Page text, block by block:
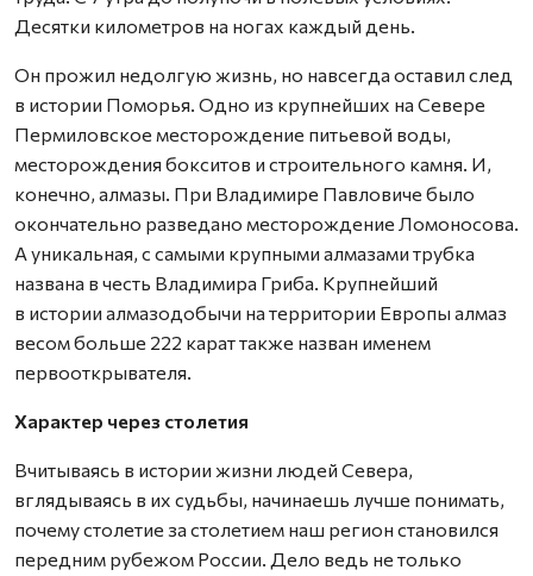
Десятки километров на ногах каждый день.
Он прожил недолгую жизнь, но навсегда оставил след
в истории Поморья. Одно из крупнейших на Севере
Пермиловское месторождение питьевой воды,
месторождения бокситов и строительного камня. И,
конечно, алмазы. При Владимире Павловиче было
окончательно разведано месторождение Ломоносова.
А уникальная, с самыми крупными алмазами трубка
названа в честь Владимира Гриба. Крупнейший
в истории алмазодобычи на территории Европы алмаз
весом больше 222 карат также назван именем
первооткрывателя.
Характер через столетия
Вчитываясь в истории жизни людей Севера,
вглядываясь в их судьбы, начинаешь лучше понимать,
почему столетие за столетием наш регион становился
передним рубежом России. Дело ведь не только